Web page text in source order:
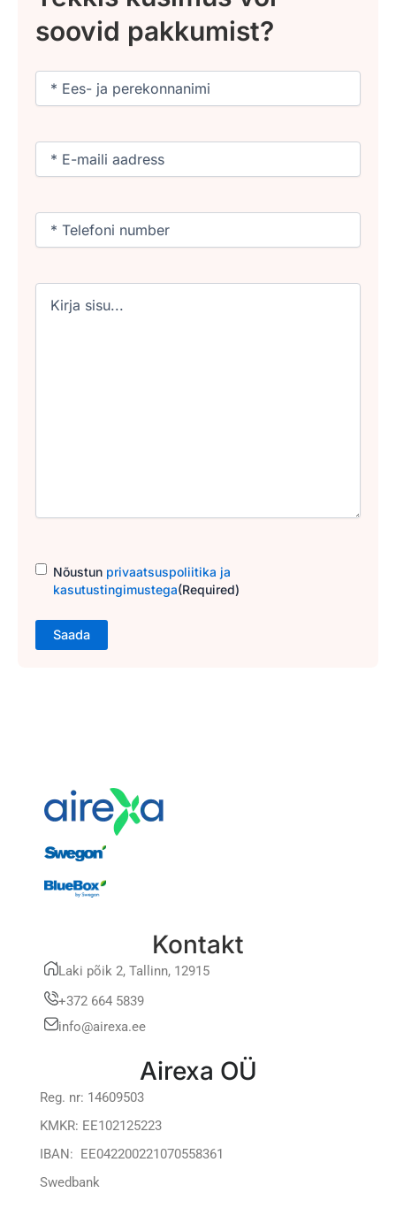
soovid pakkumist?
Nimi
Email
Phone
Untitled
Consent(Required)
Nõustun privaatsuspoliitika ja
kasutustingimustega(Required)
Kontakt
Laki põik 2, Tallinn, 12915
+372 664 5839
info@airexa.ee
Airexa OÜ
Reg. nr: 14609503
KMKR: EE102125223
IBAN: EE042200221070558361
Swedbank